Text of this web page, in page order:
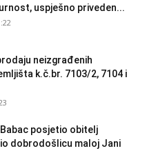
uspješno priveden...
neizgrađenih
k.č.br. 7103/2, 7104 i
posjetio obitelj
dobrodošlicu maloj Jani